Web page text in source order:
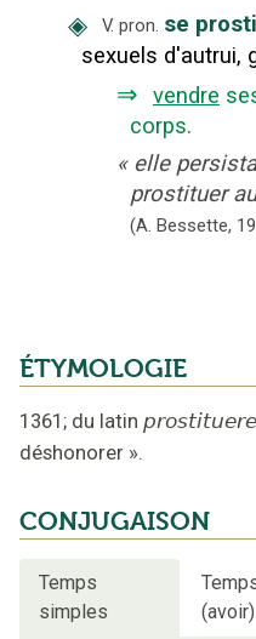
◈ V. pron. se
sexuels d'autrui,
⇒ vendre
corps.
« elle
prostituer
(A. Bessette,
ÉTYMOLOGIE
1361 ; du latin prostituere
déshonorer ».
CONJUGAISON
Temps
simples
(avoir)